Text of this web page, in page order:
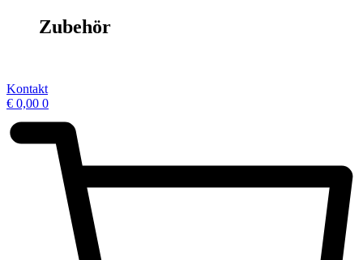
Zubehör
Kontakt
€ 0,00 0